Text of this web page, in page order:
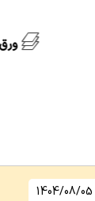
1404/08/05